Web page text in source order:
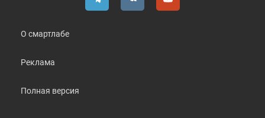
О смартлабе
Реклама
Полная версия